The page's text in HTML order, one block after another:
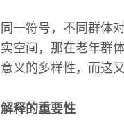
同一符号，不同群体
实空间，那在老年群
意义的多样性，而这
解释的重要性